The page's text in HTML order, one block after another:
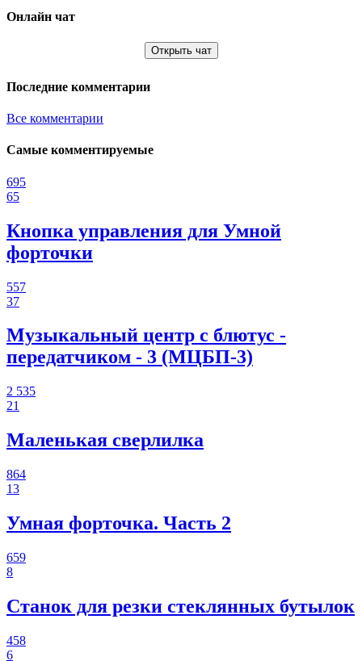
Онлайн чат
Открыть чат
Последние комментарии
Все комментарии
Самые комментируемые
695
65
Кнопка управления для Умной
форточки
557
37
Музыкальный центр с блютус -
передатчиком - 3 (МЦБП-3)
2 535
21
Маленькая сверлилка
864
13
Умная форточка. Часть 2
659
8
Станок для резки стеклянных бутылок
458
6